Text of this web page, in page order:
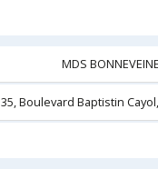
MDS
35, Boulevard Baptistin Cayol,